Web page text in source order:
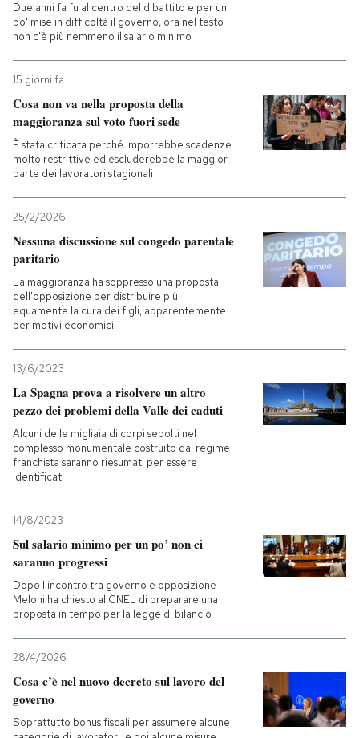
Due anni fa fu al centro del dibattito e per un
po' mise in difficoltà il governo, ora nel testo
non c'è più nemmeno il salario minimo
15 giorni fa
Cosa non va nella proposta della
maggioranza sul voto fuori sede
È stata criticata perché imporrebbe scadenze
molto restrittive ed escluderebbe la maggior
parte dei lavoratori stagionali
25/2/2026
Nessuna discussione sul congedo parentale
paritario
La maggioranza ha soppresso una proposta
dell'opposizione per distribuire più
equamente la cura dei figli, apparentemente
per motivi economici
13/6/2023
La Spagna prova a risolvere un altro
pezzo dei problemi della Valle dei caduti
Alcuni delle migliaia di corpi sepolti nel
complesso monumentale costruito dal regime
franchista saranno riesumati per essere
identificati
14/8/2023
Sul salario minimo per un po’ non ci
saranno progressi
Dopo l'incontro tra governo e opposizione
Meloni ha chiesto al CNEL di preparare una
proposta in tempo per la legge di bilancio
28/4/2026
Cosa c’è nel nuovo decreto sul lavoro del
governo
Soprattutto bonus fiscali per assumere alcune